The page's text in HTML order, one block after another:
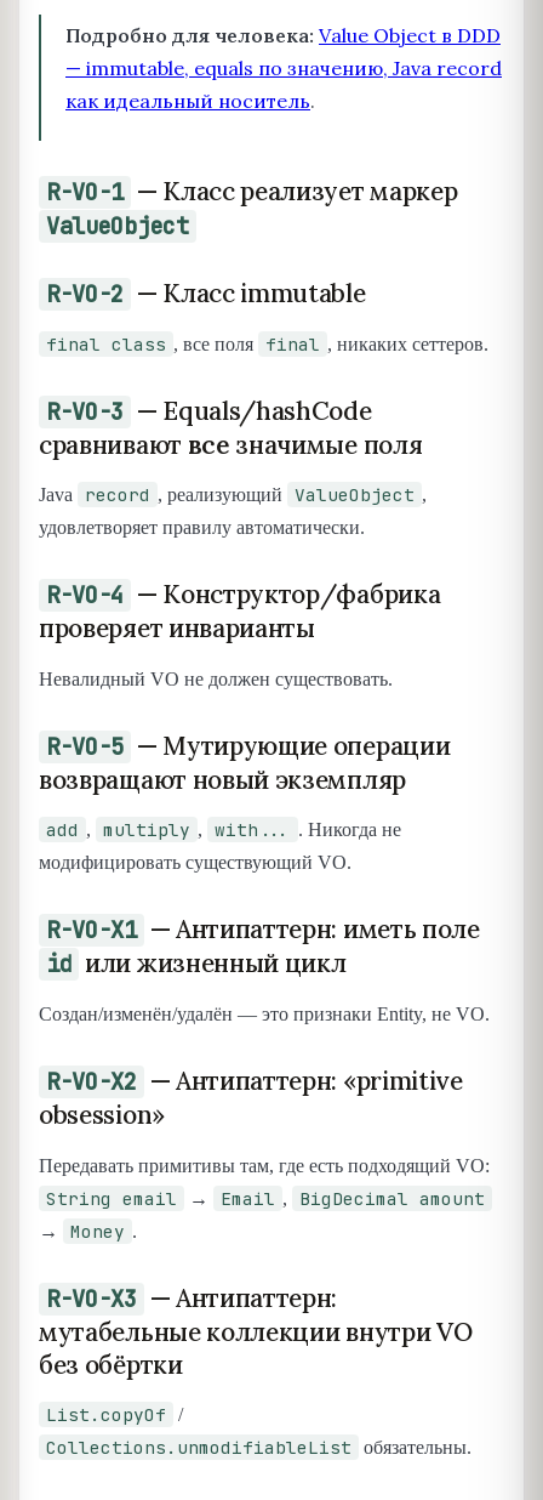
Подробно для человека: Value Object в DDD
— immutable, equals по значению, Java record
как идеальный носитель.
R-VO-1 — Класс реализует маркер
ValueObject
R-VO-2 — Класс immutable
final class , все поля final , никаких сеттеров.
R-VO-3 — Equals/hashCode
сравнивают все значимые поля
Java record , реализующий ValueObject ,
удовлетворяет правилу автоматически.
R-VO-4 — Конструктор/фабрика
проверяет инварианты
Невалидный VO не должен существовать.
R-VO-5 — Мутирующие операции
возвращают новый экземпляр
add , multiply , with...
. Никогда не
модифицировать существующий VO.
R-VO-X1 — Антипаттерн: иметь поле
id или жизненный цикл
Создан/изменён/удалён — это признаки Entity, не VO.
R-VO-X2 — Антипаттерн: «primitive
obsession»
Передавать примитивы там, где есть подходящий VO:
String email → Email , BigDecimal amount
→ Money .
R-VO-X3 — Антипаттерн:
мутабельные коллекции внутри VO
без обёртки
List.copyOf /
Collections.unmodifiableList обязательны.